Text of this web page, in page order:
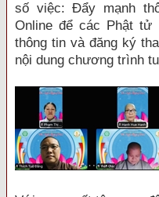
số việc: Đẩy mạnh
Online để các Phật
thông tin và đăng ký
nội dung chương trình